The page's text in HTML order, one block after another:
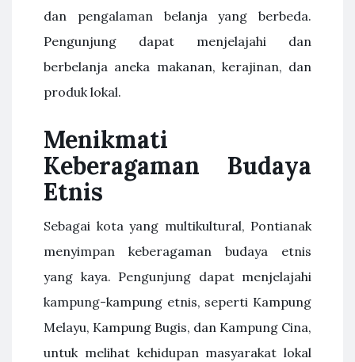
dan pengalaman belanja yang berbeda.
Pengunjung dapat menjelajahi dan
berbelanja aneka makanan, kerajinan, dan
produk lokal.
Menikmati
Keberagaman Budaya
Etnis
Sebagai kota yang multikultural, Pontianak
menyimpan keberagaman budaya etnis
yang kaya. Pengunjung dapat menjelajahi
kampung-kampung etnis, seperti Kampung
Melayu, Kampung Bugis, dan Kampung Cina,
untuk melihat kehidupan masyarakat lokal